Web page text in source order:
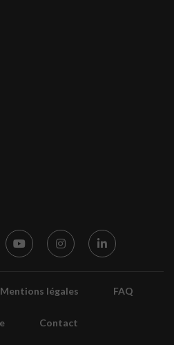
Mentions légales FAQ
Contact